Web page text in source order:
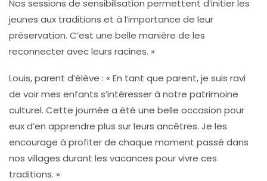
Nos sessions de sensibilisation permettent d’initier les
jeunes aux traditions et à l’importance de leur
préservation. C’est une belle manière de les
reconnecter avec leurs racines. »
Louis, parent d’élève : « En tant que parent, je suis ravi
de voir mes enfants s’intéresser à notre patrimoine
culturel. Cette journée a été une belle occasion pour
eux d’en apprendre plus sur leurs ancêtres. Je les
encourage à profiter de chaque moment passé dans
nos villages durant les vacances pour vivre ces
traditions. »